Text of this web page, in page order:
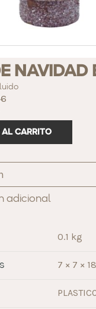
NAVIDAD
CARRITO
adicional
0.1 kg
7 × 7 ×